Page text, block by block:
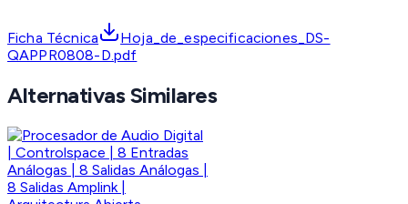
Ficha Técnica
Hoja_de_especificaciones_DS-
QAPPR0808-D.pdf
Alternativas Similares